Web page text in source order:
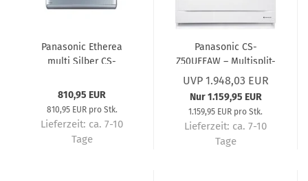
Panasonic Etherea
multi Silber CS-
Wandgerät 5,0 kW R32
– Multisplit-
Klimaanlage
810,95 EUR
810,95 EUR pro Stk.
Lieferzeit: ca. 7-10
Tage
Panasonic CS-
Z50UFEAW – Multisplit-
Truhengerät 5,0 kW R32
– Multisplit-
Klimaanlage
UVP 1.948,03 EUR
Nur 1.159,95 EUR
1.159,95 EUR pro Stk.
Lieferzeit: ca. 7-10
Tage